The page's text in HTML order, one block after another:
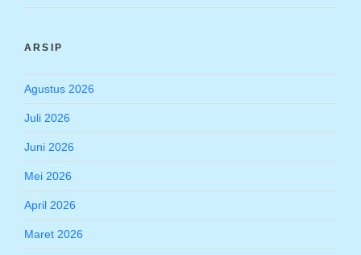
ARSIP
Agustus 2026
Juli 2026
Juni 2026
Mei 2026
April 2026
Maret 2026